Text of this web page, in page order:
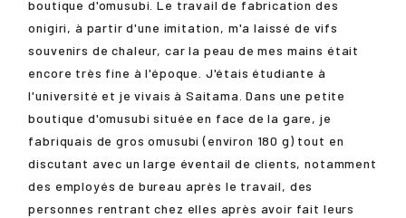
boutique d'omusubi. Le travail de fabrication des
onigiri, à partir d'une imitation, m'a laissé de vifs
souvenirs de chaleur, car la peau de mes mains était
encore très fine à l'époque. J'étais étudiante à
l'université et je vivais à Saitama. Dans une petite
boutique d'omusubi située en face de la gare, je
fabriquais de gros omusubi (environ 180 g) tout en
discutant avec un large éventail de clients, notamment
des employés de bureau après le travail, des
personnes rentrant chez elles après avoir fait leurs